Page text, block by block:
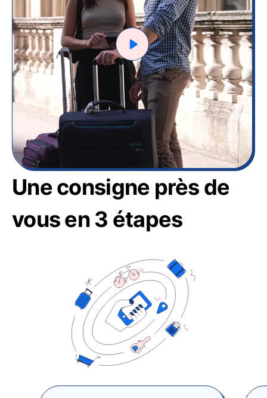
Une consigne près de
vous en 3 étapes